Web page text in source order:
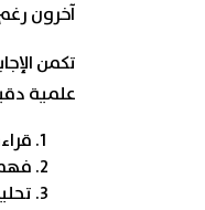
آخرون
تكمن
علمية
فهم